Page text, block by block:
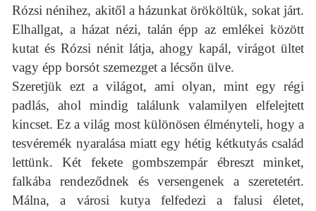
Rózsi nénihez, akitől a házunkat örököltük, sokat járt.
Elhallgat, a házat nézi, talán épp az emlékei között
kutat és Rózsi nénit látja, ahogy kapál, virágot ültet
vagy épp borsót szemezget a lécsőn ülve.
Szeretjük ezt a világot, ami olyan, mint egy régi
padlás, ahol mindig találunk valamilyen elfelejtett
kincset. Ez a világ most különösen élményteli, hogy a
tesvéremék nyaralása miatt egy hétig kétkutyás család
lettünk. Két fekete gombszempár ébreszt minket,
falkába rendeződnek és versengenek a szeretetért.
Málna, a városi kutya felfedezi a falusi életet,